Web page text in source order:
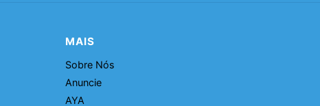
MAIS
Sobre Nós
Anuncie
AYA